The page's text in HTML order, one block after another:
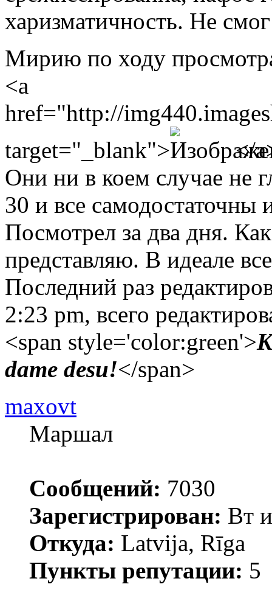
харизматичность. Не
Мирию по ходу
<a
href="http://
target="_blank">
</
Они ни в коем случае не
30 и все самодостаточны
Посмотрел за два дня.
представляю. В идеале
Последний раз
2:23 pm, всего
<span style='color:green'>
dame desu!</span>
maxovt
Маршал
Сообщений: 7030
Зарегистрирован: Вт
Откуда: Latvija, Rīga
Пункты репутации: 5